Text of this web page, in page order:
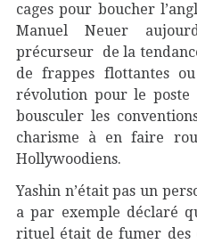
cages pour boucher
Manuel Neuer
précurseur de la
de frappes flottantes
révolution pour le
bousculer les
charisme à en faire
Hollywoodiens.
Yashin n’était pas un
a par exemple déclaré
rituel était de fumer des